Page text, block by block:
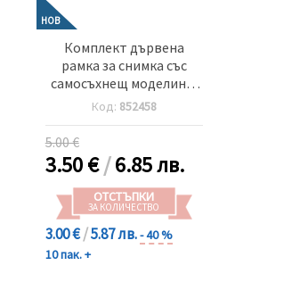
НОВ
Комплект дървена
рамка за снимка със
самосъхнещ моделин и
кристали за залепване
-морско конче
Код: 852458
5.00 €
3.50€/6.85 лв.
ОТСТЪПКИ
ЗА КОЛИЧЕСТВО
3.00 €/5.87 лв.- 40 %
10 пак. +